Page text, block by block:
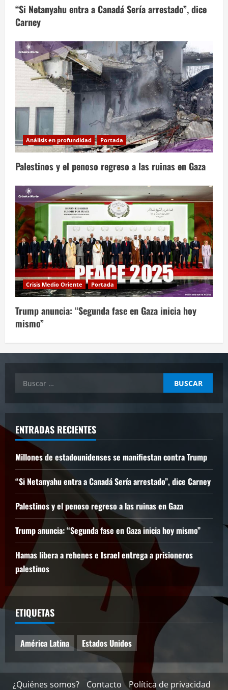
“Si Netanyahu entra a Canadá Sería arrestado”, dice
Carney
Análisis en profundidad Portada
Palestinos y el penoso regreso a las ruinas en Gaza
Crisis Medio Oriente Portada
Trump anuncia: “Segunda fase en Gaza inicia hoy
mismo”
Buscar:
ENTRADAS RECIENTES
Millones de estadounidenses se manifiestan contra Trump
“Si Netanyahu entra a Canadá Sería arrestado”, dice Carney
Palestinos y el penoso regreso a las ruinas en Gaza
Trump anuncia: “Segunda fase en Gaza inicia hoy mismo”
Hamas libera a rehenes e Israel entrega a prisioneros
palestinos
ETIQUETAS
América Latina Estados Unidos
¿Quiénes somos? Contacto Política de privacidad